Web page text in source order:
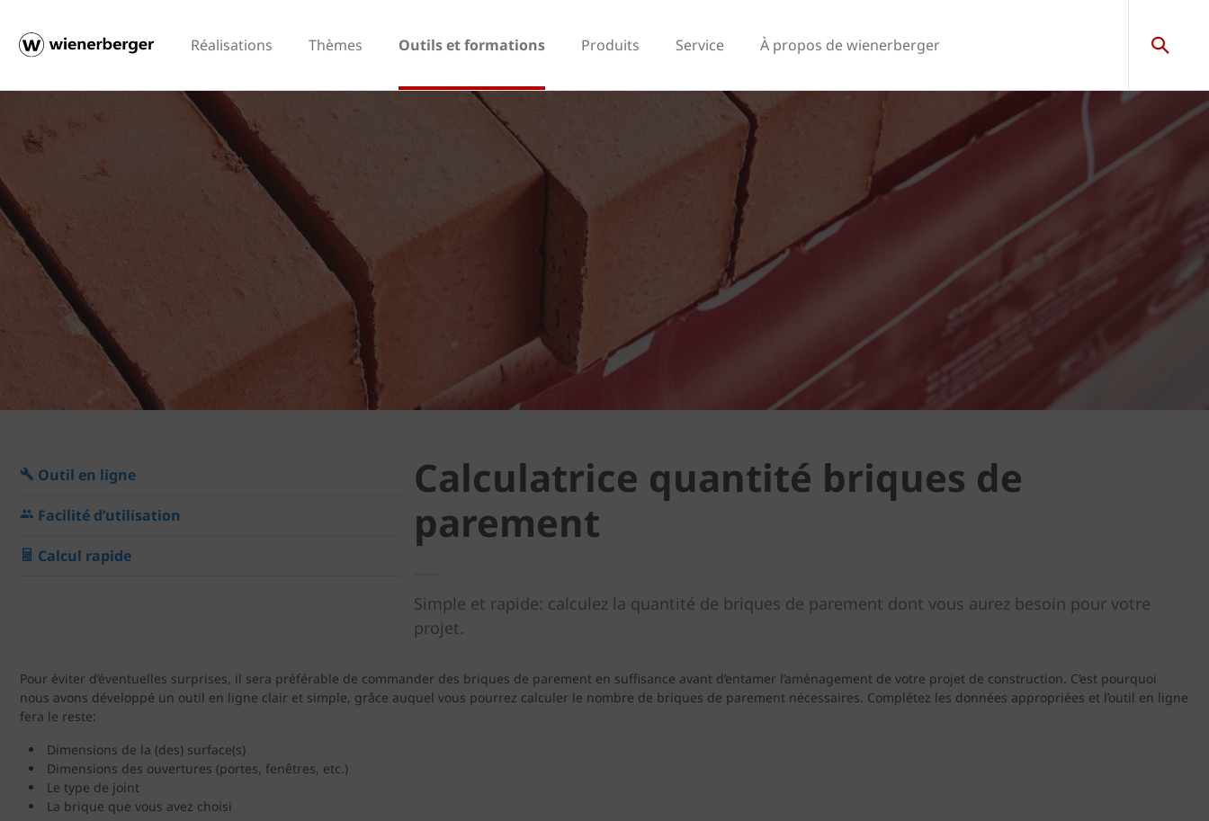
Réalisations Thèmes Outils et formations Produits Service À propos de wienerberger
Outil en ligne
Facilité d’utilisation
Calcul rapide
Calculatrice quantité briques de
parement
Simple et rapide: calculez la quantité de briques de parement dont vous aurez besoin pour votre
projet.
Pour éviter d’éventuelles surprises, il sera préférable de commander des briques de parement en suffisance avant d’entamer l’aménagement de votre projet de construction. C’est pourquoi
nous avons développé un outil en ligne clair et simple, grâce auquel vous pourrez calculer le nombre de briques de parement nécessaires. Complétez les données appropriées et l’outil en ligne
fera le reste:
Dimensions de la (des) surface(s)
Dimensions des ouvertures (portes, fenêtres, etc.)
Le type de joint
La brique que vous avez choisi